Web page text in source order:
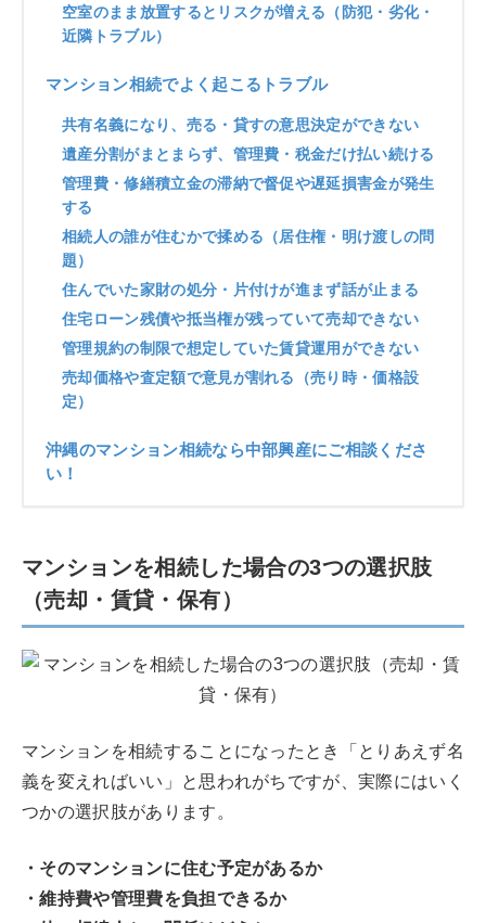
空室のまま放置するとリスクが増える（防犯・劣化・
近隣トラブル）
マンション相続でよく起こるトラブル
共有名義になり、売る・貸すの意思決定ができない
遺産分割がまとまらず、管理費・税金だけ払い続ける
管理費・修繕積立金の滞納で督促や遅延損害金が発生
する
相続人の誰が住むかで揉める（居住権・明け渡しの問
題）
住んでいた家財の処分・片付けが進まず話が止まる
住宅ローン残債や抵当権が残っていて売却できない
管理規約の制限で想定していた賃貸運用ができない
売却価格や査定額で意見が割れる（売り時・価格設
定）
沖縄のマンション相続なら中部興産にご相談くださ
い！
マンションを相続した場合の3つの選択肢
（売却・賃貸・保有）
マンションを相続することになったとき「とりあえず名
義を変えればいい」と思われがちですが、実際にはいく
つかの選択肢があります。
・そのマンションに住む予定があるか
・維持費や管理費を負担できるか